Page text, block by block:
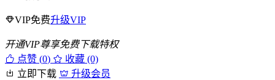
VIP免费升级VIP
开通VIP尊享免费下载特权
点赞 (0)
收藏 (0)
立即下载
升级会员